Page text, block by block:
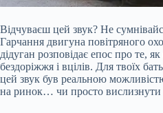
Відчуваєш цей звук? Не
Гарчання двигуна повітряного
дідуган розповідає епос про те,
бездоріжжя і вцілів. Для твоїх
цей звук був реальною
на ринок… чи просто вислизнути